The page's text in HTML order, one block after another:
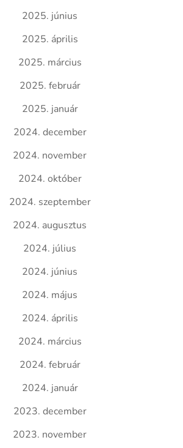
2025. június
2025. április
2025. március
2025. február
2025. január
2024. december
2024. november
2024. október
2024. szeptember
2024. augusztus
2024. július
2024. június
2024. május
2024. április
2024. március
2024. február
2024. január
2023. december
2023. november